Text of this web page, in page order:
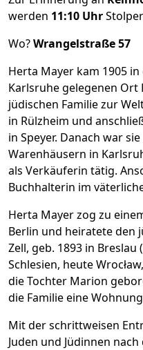
werden 11:10 Uhr
Wo?Wrangelstraße 57
Herta Mayer kam 1905
Karlsruhe gelegenen Ort
jüdischen Familie zur
in Rülzheim und
in Speyer. Danach war
Warenhäusern in
als Verkäuferin tätig.
Buchhalterin im
Herta Mayer zog zu
Berlin und heiratete den
Zell, geb. 1893 in
Schlesien, heute
die Tochter Marion
die Familie eine
Mit der schrittweisen
Juden und Jüdinnen